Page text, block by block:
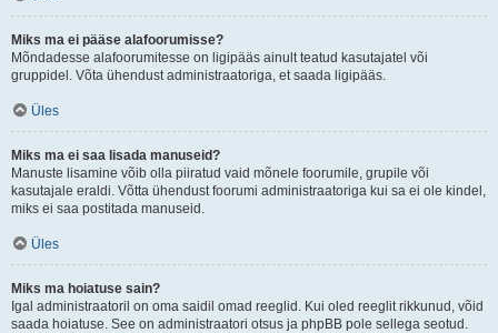
Miks ma ei pääse alafoorumisse?
Mõndadesse alafoorumitesse on ligipääs ainult teatud kasutajatel või
gruppidel. Võta ühendust administraatoriga, et saada ligipääs.
Üles
Miks ma ei saa lisada manuseid?
Manuste lisamine võib olla piiratud vaid mõnele foorumile, grupile või
kasutajale eraldi. Võtta ühendust foorumi administraatoriga kui sa ei ole kindel,
miks ei saa postitada manuseid.
Üles
Miks ma hoiatuse sain?
Igal administraatoril on oma saidil omad reeglid. Kui oled reeglit rikkunud, võid
saada hoiatuse. See on administraatori otsus ja phpBB pole sellega seotud.